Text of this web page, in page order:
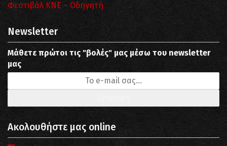
Φεστιβάλ ΚΝΕ – Οδηγητή
Newsletter
Μάθετε πρώτοι τις "βολές" μας μέσω του newsletter
μας
Ακολουθήστε μας online